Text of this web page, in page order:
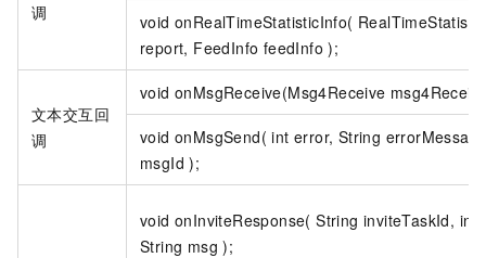
调
void onRealTimeStatisticInfo(
report, FeedInfo feedInfo );
文本交互回
调
void onMsgReceive(Msg4Receive
void onMsgSend( int error, String
msgId );
void onInviteResponse( String inviteTaskId, int
String msg );